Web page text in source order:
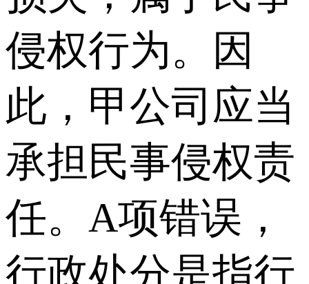
侵权行为。因
此，甲公司应当
承担民事侵权责
任。A项错误，
行政处分是指行